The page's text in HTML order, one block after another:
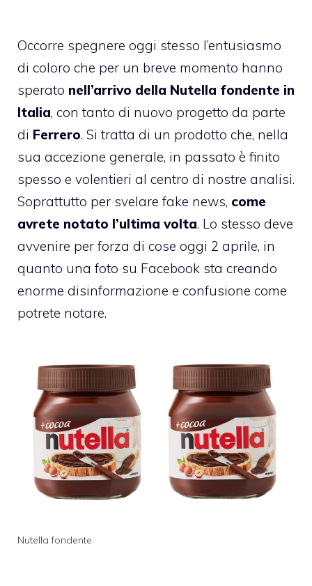
Occorre spegnere oggi stesso l’entusiasmo
di coloro che per un breve momento hanno
sperato nell’arrivo della Nutella fondente in
Italia, con tanto di nuovo progetto da parte
di Ferrero. Si tratta di un prodotto che, nella
sua accezione generale, in passato è finito
spesso e volentieri al centro di nostre analisi.
Soprattutto per svelare fake news, come
avrete notato l’ultima volta. Lo stesso deve
avvenire per forza di cose oggi 2 aprile, in
quanto una foto su Facebook sta creando
enorme disinformazione e confusione come
potrete notare.
Nutella fondente